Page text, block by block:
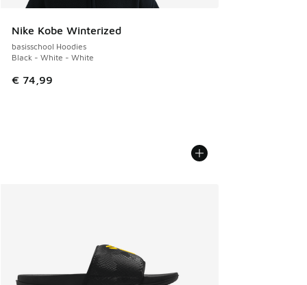
Nike Kobe Winterized
basisschool Hoodies
Black - White - White
€ 74,99